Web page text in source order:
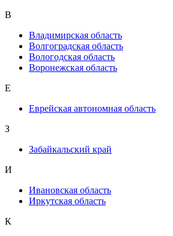
В
Владимирская область
Волгоградская область
Вологодская область
Воронежская область
Е
Еврейская автономная область
З
Забайкальский край
И
Ивановская область
Иркутская область
К